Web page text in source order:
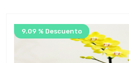
9.09 % Descuento